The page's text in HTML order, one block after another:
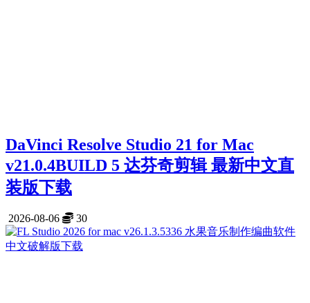
DaVinci Resolve Studio 21 for Mac
v21.0.4BUILD 5 达芬奇剪辑 最新中文直
装版下载
2026-08-06 30